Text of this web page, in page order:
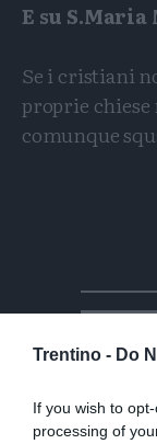
Trentino - Do
If you wish to
processing of
E su S.Maria
Se i cristiani
proprie
comunque